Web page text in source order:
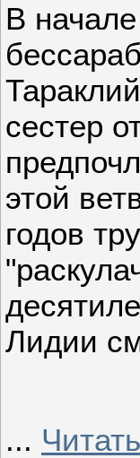
В
сестер
этой
годов
Лидии
...